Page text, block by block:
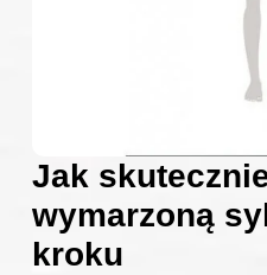
Jak
wymarzoną
kroku